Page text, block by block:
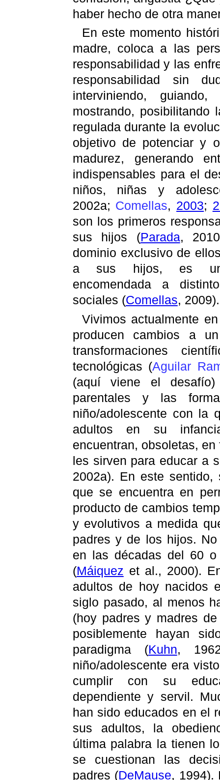
haber hecho de otra
En este momento
madre, coloca a las
responsabilidad y las
responsabilidad sin
interviniendo, guiando,
mostrando, posibilitando
regulada durante la
objetivo de potenciar y
madurez, generando
indispensables para el
niños, niñas y
2002a; Comellas, 2003;
son los primeros
sus hijos (Parada,
dominio exclusivo de
a sus hijos, es
encomendada a
sociales (Comellas, 2009).
Vivimos actualmente
producen cambios a
transformaciones
tecnológicas (Aguilar
(aquí viene el
parentales y las
niño/adolescente con la
adultos en su
encuentran, obsoletas,
les sirven para educar a
2002a). En este
que se encuentra en
producto de cambios
y evolutivos a medida
padres y de los hijos.
en las décadas del 60
(Máiquez et al., 2000).
adultos de hoy nacidos
siglo pasado, al menos
(hoy padres y madres
posiblemente hayan
paradigma (Kuhn,
niño/adolescente era
cumplir con su
dependiente y servil.
han sido educados en el
sus adultos, la
última palabra la tienen
se cuestionan las
padres (DeMause, 1994).